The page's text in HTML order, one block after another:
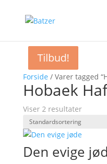
Forside / Varer tagged
Hobaek
Viser 2 resultater
Tilbud!
Den evige
Tilbud!